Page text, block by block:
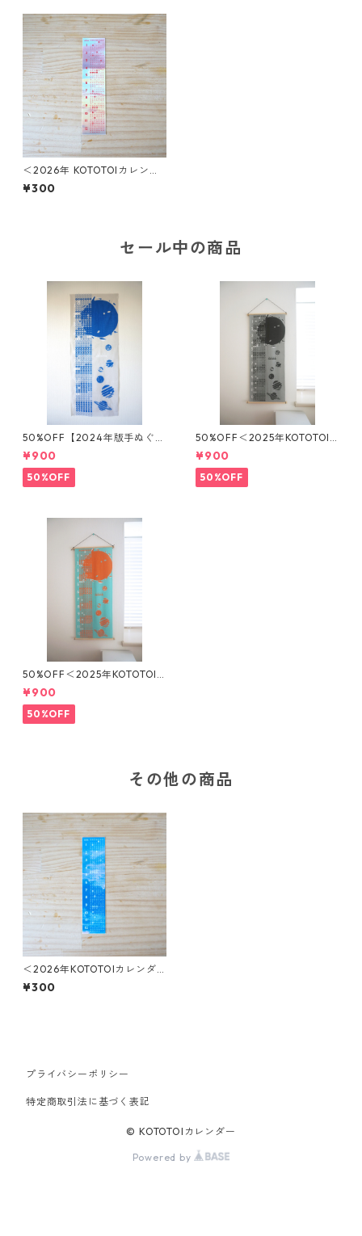
＜2026年 KOTOTOIカレンダ
ー＞夕暮れRight /しおりサイ
ズ：貼ってはがせるシール
¥300
セール中の商品
50%OFF【2024年版手ぬぐい
カレンダー】KOTOTOIカレン
ダー
¥900
50%OFF
50%OFF＜2025年KOTOTOI
カレンダー＞【モノトーン】
手ぬぐいカレンダー
¥900
50%OFF
50%OFF＜2025年KOTOTOI
カレンダー＞【ターコイズ】
手ぬぐいカレンダー
¥900
50%OFF
その他の商品
＜2026年KOTOTOIカレンダ
ー＞青空/しおりサイズ：貼っ
てはがせるシール
¥300
プライバシーポリシー
特定商取引法に基づく表記
© KOTOTOIカレンダー
Powered by